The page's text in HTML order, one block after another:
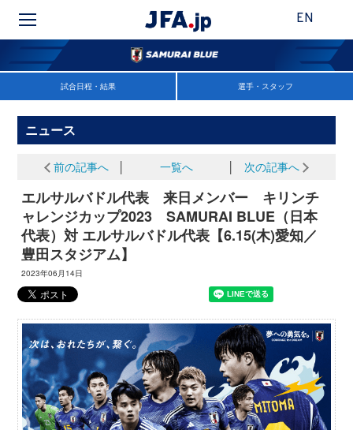
EN
試合日程・結果 選手・スタッフ
ニュース
前の記事へ 一覧へ 次の記事へ
エルサルバドル代表 来日メンバー キリンチ
ャレンジカップ2023 SAMURAI BLUE（日本
代表）対 エルサルバドル代表【6.15(木)愛知／
豊田スタジアム】
2023年06月14日